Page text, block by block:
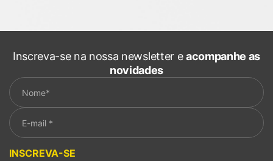
Inscreva-se na nossa newsletter eacompanhe as
novidades
INSCREVA-SE